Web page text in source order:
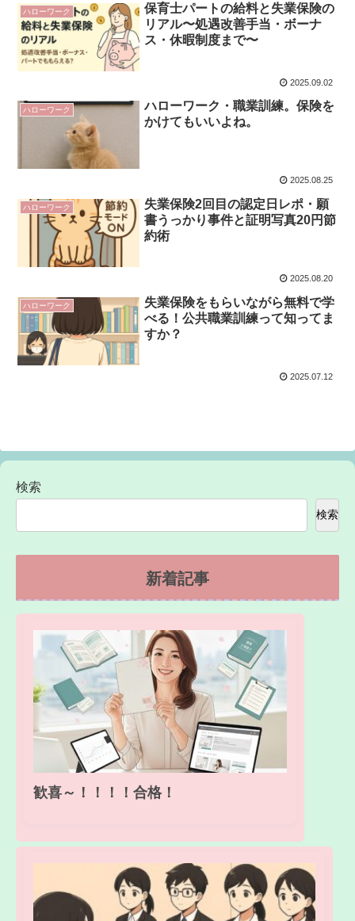
ハローワーク
保育士パートの給料と失業保険の
リアル〜処遇改善手当・ボーナ
ス・休暇制度まで〜
2025.09.02
ハローワーク
ハローワーク・職業訓練。保険を
かけてもいいよね。
2025.08.25
ハローワーク
失業保険2回目の認定日レポ・願
書うっかり事件と証明写真20円節
約術
2025.08.20
ハローワーク
失業保険をもらいながら無料で学
べる！公共職業訓練って知ってま
すか？
2025.07.12
検索
検索
新着記事
歓喜～！！！！合格！